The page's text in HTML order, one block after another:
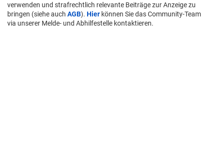
verwenden und strafrechtlich relevante Beiträge zur Anzeige zu
bringen (siehe auch AGB). Hier können Sie das Community-Team
via unserer Melde- und Abhilfestelle kontaktieren.